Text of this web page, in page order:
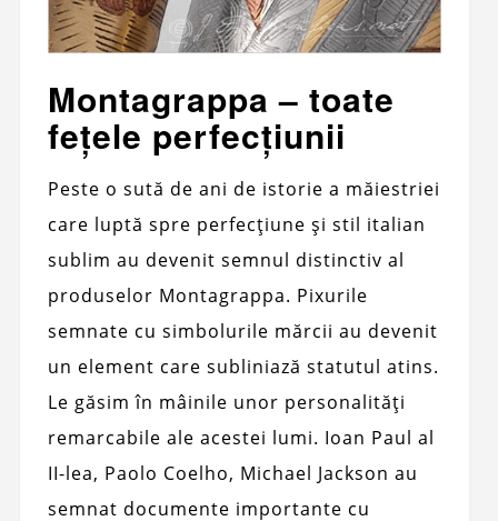
Montagrappa – toate
fețele perfecțiunii
Peste o sută de ani de istorie a măiestriei
care luptă spre perfecțiune și stil italian
sublim au devenit semnul distinctiv al
produselor Montagrappa. Pixurile
semnate cu simbolurile mărcii au devenit
un element care subliniază statutul atins.
Le găsim în mâinile unor personalități
remarcabile ale acestei lumi. Ioan Paul al
II-lea, Paolo Coelho, Michael Jackson au
semnat documente importante cu